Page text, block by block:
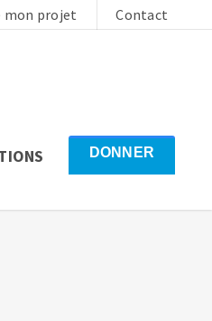
mon projet Contact
DONNER